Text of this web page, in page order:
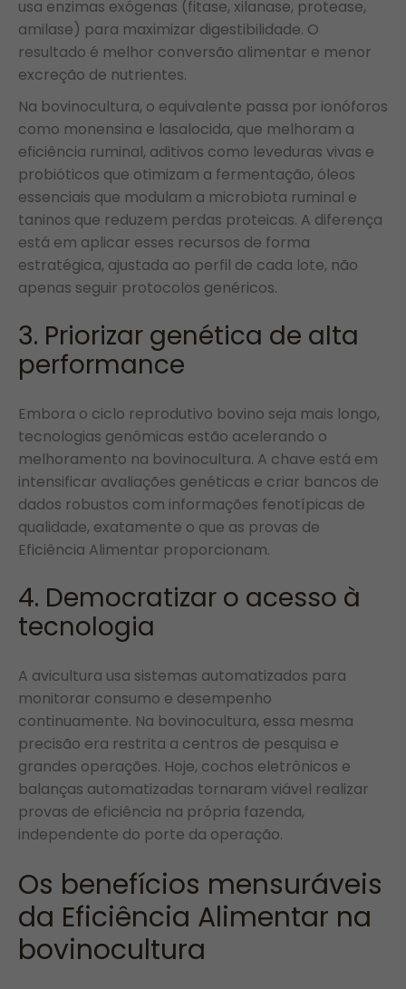
usa enzimas exógenas (fitase, xilanase, protease,
amilase) para maximizar digestibilidade. O
resultado é melhor conversão alimentar e menor
excreção de nutrientes.
Na bovinocultura, o equivalente passa por ionóforos
como monensina e lasalocida, que melhoram a
eficiência ruminal, aditivos como leveduras vivas e
probióticos que otimizam a fermentação, óleos
essenciais que modulam a microbiota ruminal e
taninos que reduzem perdas proteicas. A diferença
está em aplicar esses recursos de forma
estratégica, ajustada ao perfil de cada lote, não
apenas seguir protocolos genéricos.
3. Priorizar genética de alta
performance
Embora o ciclo reprodutivo bovino seja mais longo,
tecnologias genômicas estão acelerando o
melhoramento na bovinocultura. A chave está em
intensificar avaliações genéticas e criar bancos de
dados robustos com informações fenotípicas de
qualidade, exatamente o que as provas de
Eficiência Alimentar proporcionam.
4. Democratizar o acesso à
tecnologia
A avicultura usa sistemas automatizados para
monitorar consumo e desempenho
continuamente. Na bovinocultura, essa mesma
precisão era restrita a centros de pesquisa e
grandes operações. Hoje, cochos eletrônicos e
balanças automatizadas tornaram viável realizar
provas de eficiência na própria fazenda,
independente do porte da operação.
Os benefícios mensuráveis
da Eficiência Alimentar na
bovinocultura